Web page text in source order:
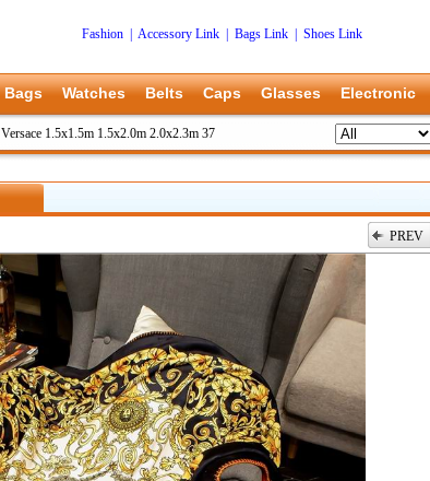
Fashion Accessory Link Bags Link
Shoes Link
Bags Watches Belts Caps Glasses Electronic
Versace 1.5x1.5m 1.5x2.0m 2.0x2.3m 37
PREV